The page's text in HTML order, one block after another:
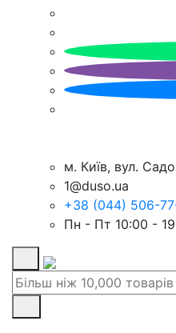
м. Київ, вул.
1@duso.ua
+38 (044) 506-
Пн - Пт 10:00 -